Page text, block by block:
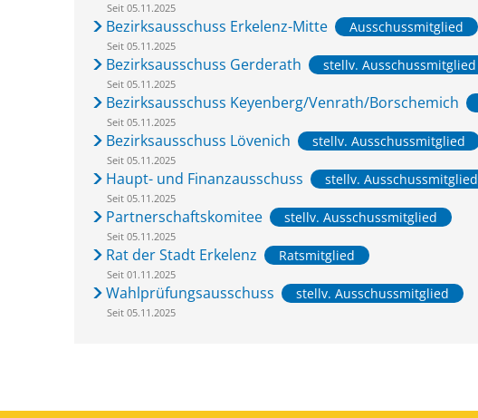
Seit 05.11.2025
Bezirksausschuss Erkelenz-Mitte Ausschussmitglied
Seit 05.11.2025
Bezirksausschuss Gerderath stellv. Ausschussmitglied
Seit 05.11.2025
Bezirksausschuss Keyenberg/Venrath/Borschemich
Seit 05.11.2025
Bezirksausschuss Lövenich stellv. Ausschussmitglied
Seit 05.11.2025
Haupt- und Finanzausschuss stellv. Ausschussmitglied
Seit 05.11.2025
Partnerschaftskomitee stellv. Ausschussmitglied
Seit 05.11.2025
Rat der Stadt Erkelenz Ratsmitglied
Seit 01.11.2025
Wahlprüfungsausschuss stellv. Ausschussmitglied
Seit 05.11.2025